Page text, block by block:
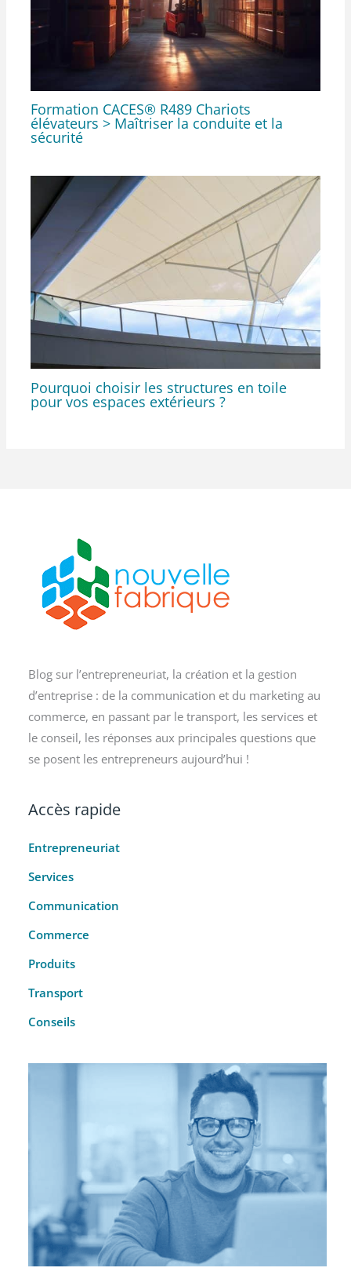
Formation CACES® R489 Chariots
élévateurs > Maîtriser la conduite et la
sécurité
Pourquoi choisir les structures en toile
pour vos espaces extérieurs ?
Blog sur l’entrepreneuriat, la création et la gestion
d’entreprise : de la communication et du marketing au
commerce, en passant par le transport, les services et
le conseil, les réponses aux principales questions que
se posent les entrepreneurs aujourd’hui !
Accès rapide
Entrepreneuriat
Services
Communication
Commerce
Produits
Transport
Conseils